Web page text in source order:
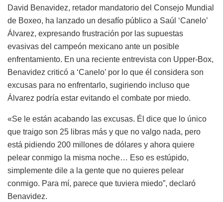
David Benavidez, retador mandatorio del Consejo Mundial
de Boxeo, ha lanzado un desafío público a Saúl ‘Canelo’
Álvarez, expresando frustración por las supuestas
evasivas del campeón mexicano ante un posible
enfrentamiento. En una reciente entrevista con Upper-Box,
Benavidez criticó a ‘Canelo’ por lo que él considera son
excusas para no enfrentarlo, sugiriendo incluso que
Álvarez podría estar evitando el combate por miedo.
«Se le están acabando las excusas. Él dice que lo único
que traigo son 25 libras más y que no valgo nada, pero
está pidiendo 200 millones de dólares y ahora quiere
pelear conmigo la misma noche… Eso es estúpido,
simplemente dile a la gente que no quieres pelear
conmigo. Para mí, parece que tuviera miedo”, declaró
Benavidez.